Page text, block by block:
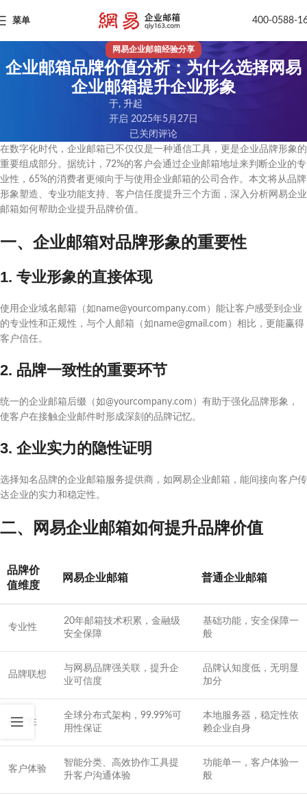
菜单 400-0588-
网易企业邮箱经验分享
企业邮箱品牌价值分析：为什么选择网易
企业邮箱提升企业形象
于, 升起
开启 2025年5月27日
已关闭评论
在数字化时代，企业邮箱已不仅仅是一种通信工具，更是企业品牌形象的
重要组成部分。据统计，72%的客户会通过企业邮箱地址来判断企业的专
业性，65%的消费者更倾向于与使用企业邮箱的公司合作。本文将从品牌
形象塑造、专业功能支持、客户信任度提升三个方面，深入分析网易企业
邮箱如何帮助企业提升品牌价值。
一、企业邮箱对品牌形象的重要性
1. 专业形象的直接体现
使用企业域名邮箱（如name@yourcompany.com）能让客户感受到企业
的专业性和正规性，与个人邮箱（如name@gmail.com）相比，更能赢得
客户信任。
2. 品牌一致性的重要环节
统一的企业邮箱后缀（如@yourcompany.com）有助于强化品牌形象，
使客户在接触企业邮件时形成深刻的品牌记忆。
3. 企业实力的隐性证明
选择知名品牌的企业邮箱服务提供商，如网易企业邮箱，能间接向客户传
达企业的实力和稳定性。
二、网易企业邮箱如何提升品牌价值
品牌价
值维度
网易企业邮箱 普通企业邮箱
专业性
20年邮箱技术积累，金融级
安全保障
基础功能，安全保障一
般
品牌联想
与网易品牌强关联，提升企
业可信度
品牌认知度低，无明显
加分
稳定性
全球分布式架构，99.99%可
用性保证
本地服务器，稳定性依
赖企业自身
客户体验
智能分类、高效协作工具提
升客户沟通体验
功能单一，客户体验一
般